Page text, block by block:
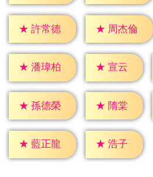
★ 許常德 ★ 周杰倫
★ 潘瑋柏 ★ 宣云
★ 孫德榮 ★ 隋棠
★ 藍正龍 ★ 浩子